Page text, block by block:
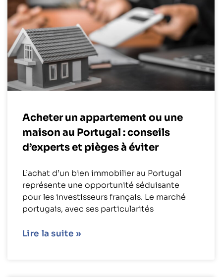
Acheter un appartement ou une
maison au Portugal : conseils
d’experts et pièges à éviter
L’achat d’un bien immobilier au Portugal
représente une opportunité séduisante
pour les investisseurs français. Le marché
portugais, avec ses particularités
Lire la suite »